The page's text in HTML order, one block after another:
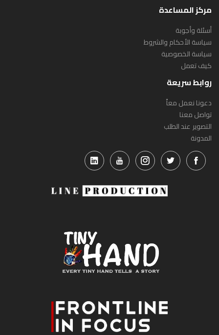
مركز المساعدة
أسئلة وأجوبة
سياسة الأحكام والشروط
سياسة الخصوصية
كيف تعمل
روابط سريعة
دعونا نعمل معاً
تواصل معنا
التصوير عند الطلب
المدونة